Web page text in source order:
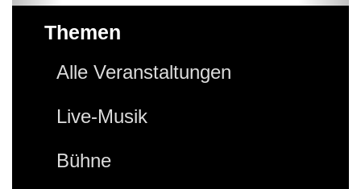
Themen
Alle Veranstaltungen
Live-Musik
Bühne